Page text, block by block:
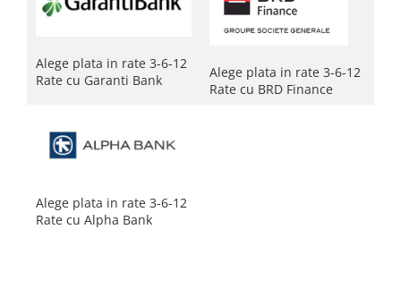
Alege plata in rate 3-6-12
Rate cu Garanti Bank
​​​​​​​Alege plata in rate 3-6-12
Rate cu BRD Finance
Alege plata in rate 3-6-12
Rate cu Alpha Bank